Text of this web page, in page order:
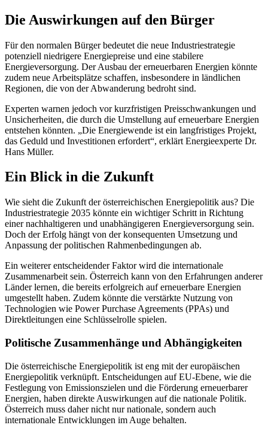
Die Auswirkungen auf den Bürger
Für den normalen Bürger bedeutet die neue Industriestrategie
potenziell niedrigere Energiepreise und eine stabilere
Energieversorgung. Der Ausbau der erneuerbaren Energien könnte
zudem neue Arbeitsplätze schaffen, insbesondere in ländlichen
Regionen, die von der Abwanderung bedroht sind.
Experten warnen jedoch vor kurzfristigen Preisschwankungen und
Unsicherheiten, die durch die Umstellung auf erneuerbare Energien
entstehen könnten. „Die Energiewende ist ein langfristiges Projekt,
das Geduld und Investitionen erfordert“, erklärt Energieexperte Dr.
Hans Müller.
Ein Blick in die Zukunft
Wie sieht die Zukunft der österreichischen Energiepolitik aus? Die
Industriestrategie 2035 könnte ein wichtiger Schritt in Richtung
einer nachhaltigeren und unabhängigeren Energieversorgung sein.
Doch der Erfolg hängt von der konsequenten Umsetzung und
Anpassung der politischen Rahmenbedingungen ab.
Ein weiterer entscheidender Faktor wird die internationale
Zusammenarbeit sein. Österreich kann von den Erfahrungen anderer
Länder lernen, die bereits erfolgreich auf erneuerbare Energien
umgestellt haben. Zudem könnte die verstärkte Nutzung von
Technologien wie Power Purchase Agreements (PPAs) und
Direktleitungen eine Schlüsselrolle spielen.
Politische Zusammenhänge und Abhängigkeiten
Die österreichische Energiepolitik ist eng mit der europäischen
Energiepolitik verknüpft. Entscheidungen auf EU-Ebene, wie die
Festlegung von Emissionszielen und die Förderung erneuerbarer
Energien, haben direkte Auswirkungen auf die nationale Politik.
Österreich muss daher nicht nur nationale, sondern auch
internationale Entwicklungen im Auge behalten.